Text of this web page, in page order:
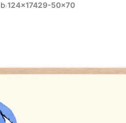
›124x17429-50x70